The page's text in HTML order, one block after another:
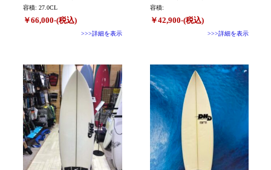
容積: 27.0CL
￥66,000-(税込)
>>>詳細を表示
容積:
￥42,900-(税込)
>>>詳細を表示